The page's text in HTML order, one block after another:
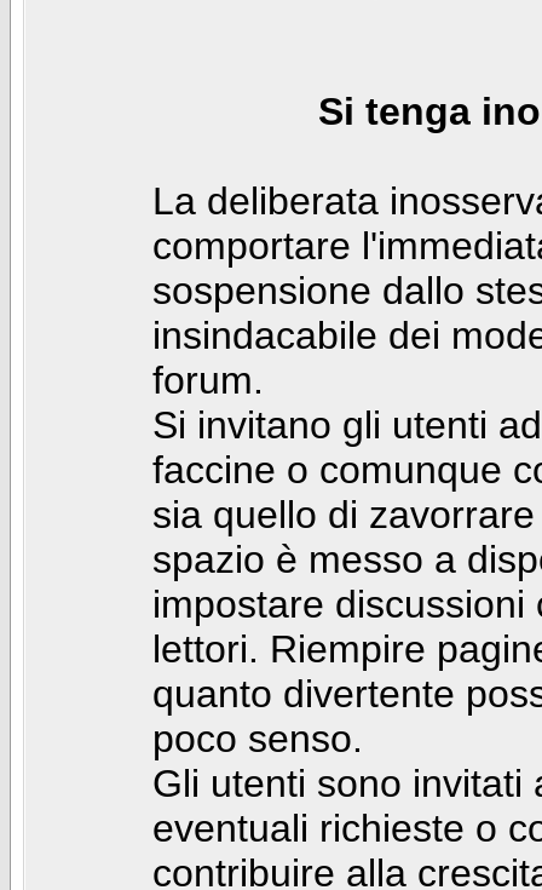
Si tenga
La deliberata
comportare
sospensione dallo
insindacabile dei
forum.
Si invitano gli utenti
faccine o comunque
sia quello di
spazio è messo a
impostare
lettori. Riempire
quanto divertente
poco senso.
Gli utenti sono invitati
eventuali richieste o
contribuire alla